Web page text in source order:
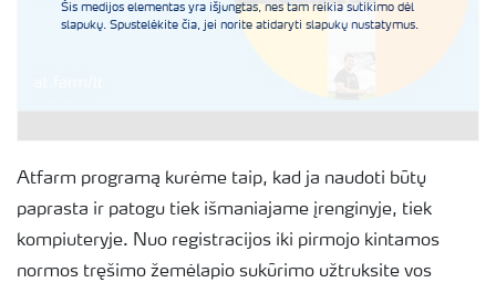
Šis medijos elementas yra išjungtas, nes tam reikia sutikimo dėl
slapukų. Spustelėkite čia, jei norite atidaryti slapukų nustatymus.
Atfarm programą kurėme taip, kad ja naudoti būtų
paprasta ir patogu tiek išmaniajame įrenginyje, tiek
kompiuteryje. Nuo registracijos iki pirmojo kintamos
normos tręšimo žemėlapio sukūrimo užtruksite vos